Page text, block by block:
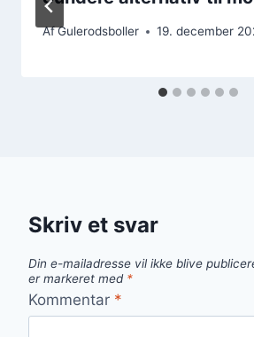
AfGulerodsboller 19. december
Skriv et svar
Din e-mailadresse vil ikke blive
er markeret med *
Kommentar *